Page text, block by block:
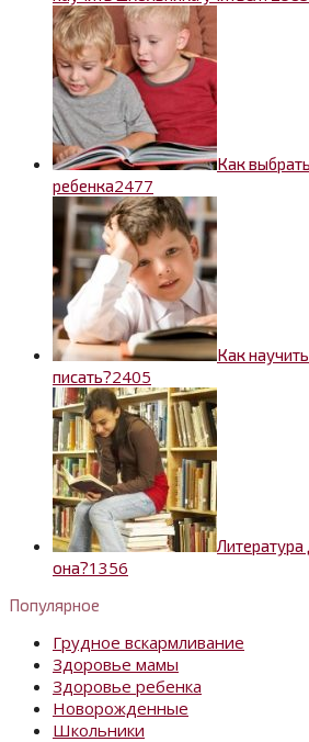
Как
ребенка2477
Как
писать?2405
она?1 356
Популярное
Грудное вскармливание
Здоровье мамы
Здоровье ребенка
Новорожденные
Школьники